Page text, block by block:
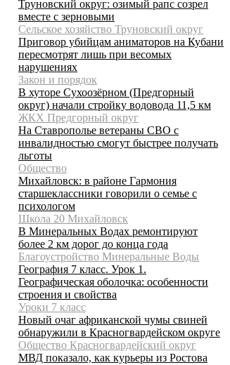
Труновский округ: озимый рапс созрел
вместе с зерновыми
Сельское хозяйство Труновский округ
Приговор убийцам аниматоров на Кубани
пересмотрят лишь при весомых
нарушениях
Закон и порядок
В хуторе Сухоозёрном (Предгорный
округ) начали стройку водовода 11,5 км
ЖКХ Предгорный округ
На Ставрополье ветераны СВО с
инвалидностью смогут быстрее получать
льготы
Общество
Михайловск: в районе Гармония
старшеклассники говорили о семье с
психологом
Школа 20 Михайловск
В Минеральных Водах ремонтируют
более 2 км дорог до конца года
Благоустройство Минеральные Воды
География 7 класс. Урок 1.
Географическая оболочка: особенности
строения и свойства
Уроки 7 класс
Новый очаг африканской чумы свиней
обнаружили в Красногвардейском округе
Общество Красногвардейский округ
МВД показало, как курьеры из Ростова